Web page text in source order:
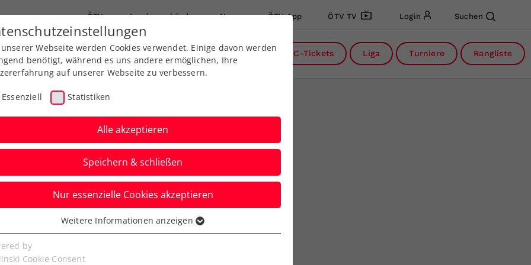
ÖTV Landesverbände News ÖTV App ÖTV TV Login Suchen
Ausbildung Services Über uns DC-Tickets Liga Turniere Rangliste
Linz: Ostapenko
Webseite werden Cookies verwendet. Einige davon werden
benötigt, während es uns andere ermöglichen, Ihre
auf unserer Webseite zu verbessern.
Essenziell Statistiken
Alle akzeptieren
Speichern & schließen
Nur essenzielle Cookies akzeptieren
Cookies werden für grundlegende Funktionen der
benötigt. Dadurch ist gewährleistet, dass die Webseite
Weitere Informationen anzeigen
by
Cookie Consent